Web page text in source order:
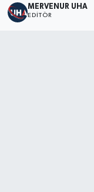
MERVENUR UHA
EDITÖR